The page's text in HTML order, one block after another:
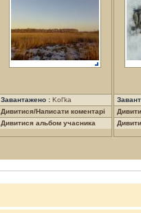
Завантажено : Kol'ka
Дивитися/Написати коментарі
Дивитися альбом учасника